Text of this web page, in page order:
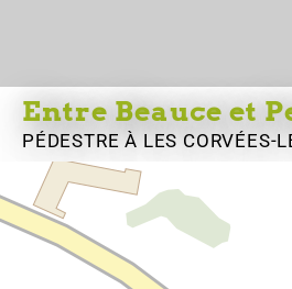
Entre Beauce et
PÉDESTREÀ LES CORVÉES-